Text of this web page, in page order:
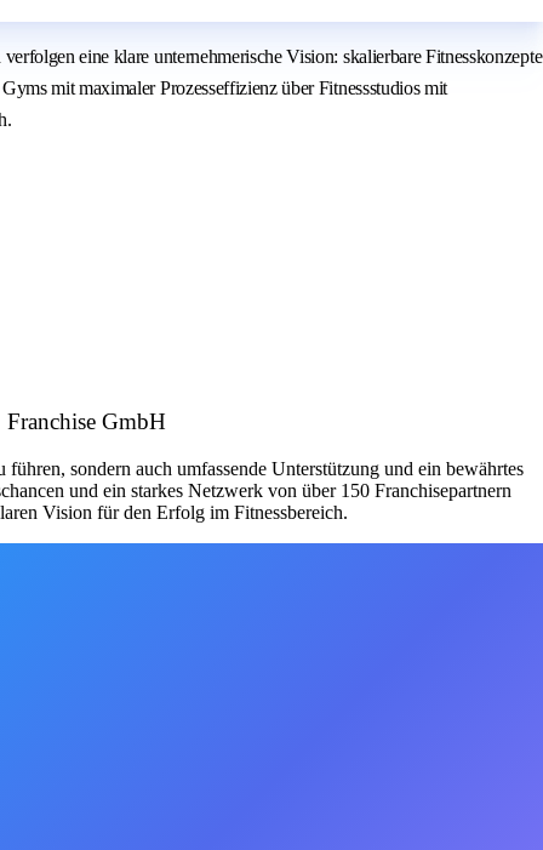
eine klare unternehmerische Vision: skalierbare Fitnesskonzepte
mit maximaler Prozesseffizienz über Fitnessstudios mit
GmbH
sondern auch umfassende Unterstützung und ein bewährtes
und ein starkes Netzwerk von über 150 Franchisepartnern
Vision für den Erfolg im Fitnessbereich.